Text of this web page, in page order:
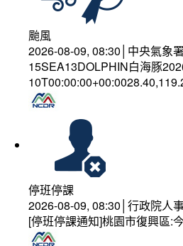
颱風
2026-08-09, 08:30│中央氣象
15SEA13DOLPHIN白海豚
停班停課
2026-08-09, 08:30│行政院人
[停班停課通知]桃園市復興區: